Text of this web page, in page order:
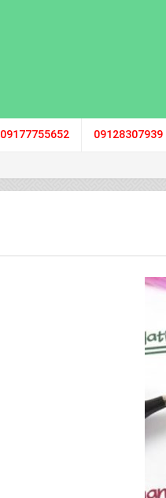
09128307939
09177755652